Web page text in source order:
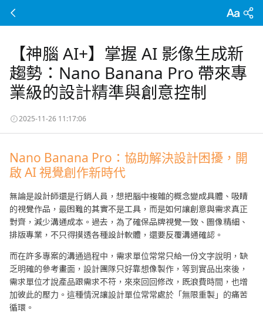
【神腦 AI+】掌握 AI 影像生成新
趨勢：Nano Banana Pro 帶來專
業級的設計精準與創意控制
2025-11-26 11:17:06
Nano Banana Pro：協助解決設計困擾，開
啟 AI 視覺創作新時代
無論是設計師還是行銷人員，想把腦中複雜的概念變成具體、吸睛
的視覺作品，最困難的其實不是工具，而是如何讓創意與需求真正
對齊，減少溝通成本。過去，為了確保品牌視覺一致、圖像精細、
排版專業，不只得摸透各種設計軟體，還要反覆溝通確認。
而在許多專案的溝通過程中，需求單位常常只給一份文字說明，缺
乏明確的參考畫面，設計團隊只好靠想像製作，等到實品出來後，
需求單位才說產品跟需求不符，來來回回修改，既浪費時間，也增
加彼此的壓力。這種情況讓設計單位常常處於「無限重製」的痛苦
循環。